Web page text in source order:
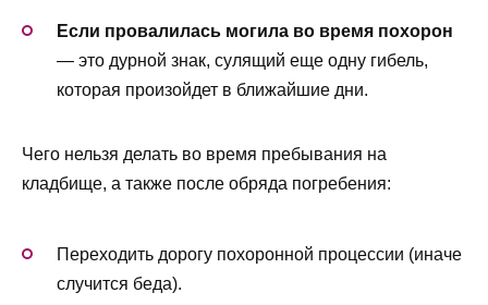
Если провалилась могила во время похорон
— это дурной знак, сулящий еще одну гибель,
которая произойдет в ближайшие дни.
Чего нельзя делать во время пребывания на
кладбище, а также после обряда погребения:
Переходить дорогу похоронной процессии (иначе
случится беда).